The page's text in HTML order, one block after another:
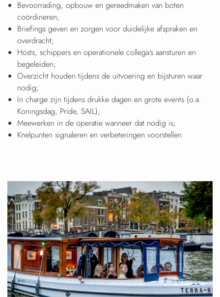
Bevoorrading, opbouw en gereedmaken van boten
coördineren;
Briefings geven en zorgen voor duidelijke afspraken en
overdracht;
Hosts, schippers en operationele collega’s aansturen en
begeleiden;
Overzicht houden tijdens de uitvoering en bijsturen waar
nodig;
In charge zijn tijdens drukke dagen en grote events (o.a.
Koningsdag, Pride, SAIL);
Meewerken in de operatie wanneer dat nodig is;
Knelpunten signaleren en verbeteringen voorstellen